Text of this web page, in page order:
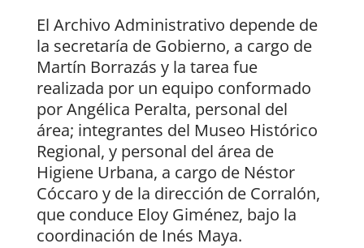
El Archivo Administrativo depende de
la secretaría de Gobierno, a cargo de
Martín Borrazás y la tarea fue
realizada por un equipo conformado
por Angélica Peralta, personal del
área; integrantes del Museo Histórico
Regional, y personal del área de
Higiene Urbana, a cargo de Néstor
Cóccaro y de la dirección de Corralón,
que conduce Eloy Giménez, bajo la
coordinación de Inés Maya.